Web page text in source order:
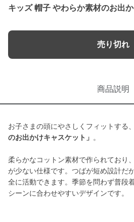
キッズ 帽子 やわらか素材のお出
売り切れ
商品説明
お子さまの頭にやさしくフィットする、
のお出かけキャスケット」 。
柔らかなコットン素材で作られており
が少ない仕様です。つばが短め設計だ
全に活動できます。季節を問わず普段
シーンに合わせやすいデザインです。